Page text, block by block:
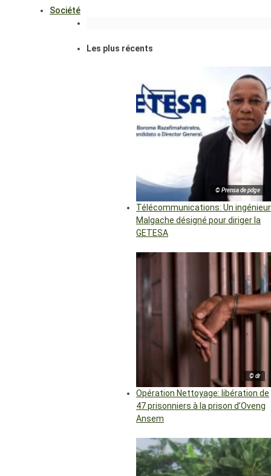
Société
Les plus récents
© Prensa de pdge
Télécommunications: Un ingénieur
Malgache désigné pour diriger la
GETESA
© dr
Opération Nettoyage: libération de
47 prisonniers à la prison d’Oveng
Ansem